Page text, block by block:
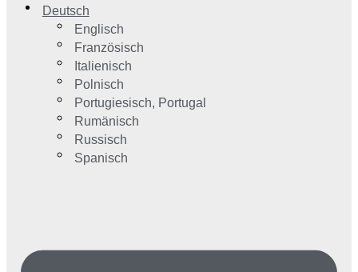
Deutsch
Englisch
Französisch
Italienisch
Polnisch
Portugiesisch, Portugal
Rumänisch
Russisch
Spanisch